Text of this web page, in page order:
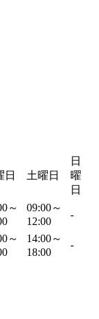
日 土曜日
日
曜
日
～
09:00～
12:00
-
～
14:00～
18:00
-